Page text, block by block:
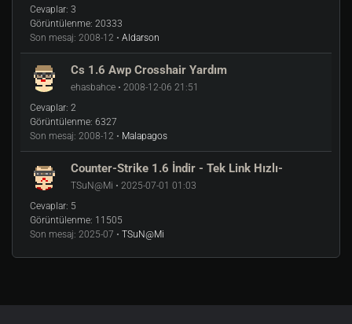
Cevaplar: 3
Görüntülenme: 20333
Son mesaj: 2008-12 • Aldarson
Cs 1.6 Awp Crosshair Yardım
ehasbahce • 2008-12-06 21:51
Cevaplar: 2
Görüntülenme: 6327
Son mesaj: 2008-12 • Malapagos
Counter-Strike 1.6 İndir - Tek Link Hızlı-
TSuN@Mi • 2025-07-01 01:03
Cevaplar: 5
Görüntülenme: 11505
Son mesaj: 2025-07 • TSuN@Mi